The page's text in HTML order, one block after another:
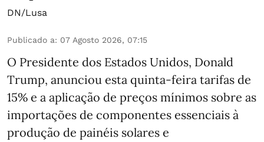
DN/Lusa
Publicado a: 07 Agosto 2026, 07:15
O Presidente dos Estados Unidos, Donald
Trump, anunciou esta quinta-feira tarifas de
15% e a aplicação de preços mínimos sobre as
importações de componentes essenciais à
produção de painéis solares e